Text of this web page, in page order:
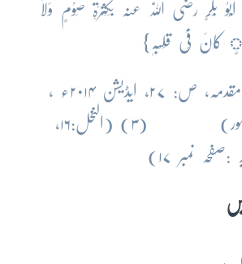
بَکْرٍ رضی اللّٰہ عنہ بِکَثْرَۃِ صَوْمٍ وَلَا
کَانَ فِیْ قَلْبِہٖ}
(۲) (عین الفقر، مقدمہ، ص: ۲۷، ایڈیشن ۲۰۱۴ء ،
العارفین پبلیکیشنز لاہور) (۳) (النخل:۱۶،